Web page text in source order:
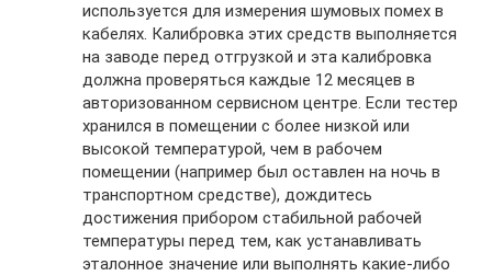
используется для измерения шумовых помех в
кабелях. Калибровка этих средств выполняется
на заводе перед отгрузкой и эта калибровка
должна проверяться каждые 12 месяцев в
авторизованном сервисном центре. Если тестер
хранился в помещении с более низкой или
высокой температурой, чем в рабочем
помещении (например был оставлен на ночь в
транспортном средстве), дождитесь
достижения прибором стабильной рабочей
температуры перед тем, как устанавливать
эталонное значение или выполнять какие-либо